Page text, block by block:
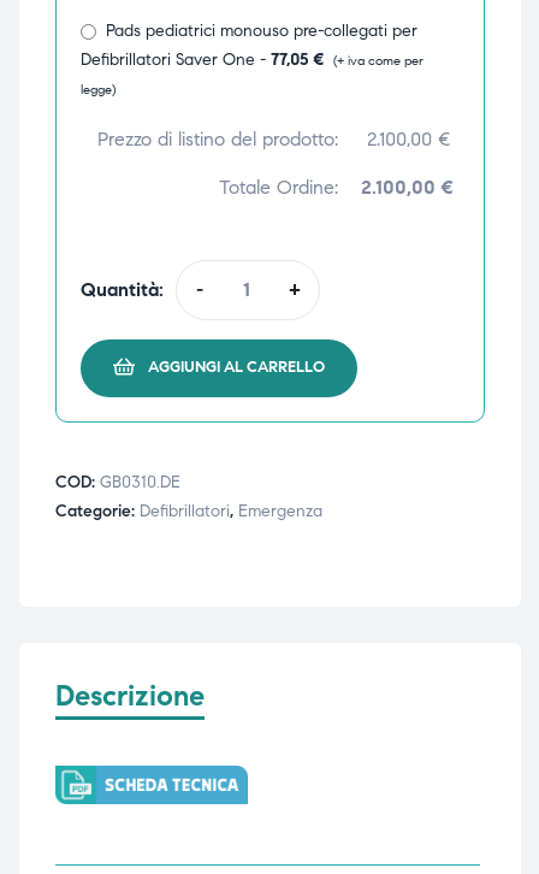
Pads pediatrici monouso pre-collegati per
Defibrillatori Saver One - 77,05 € (+ iva come per
legge)
Prezzo di listino del prodotto: 2.100,00 €
Totale Ordine: 2.100,00 €
Quantità: - +
AGGIUNGI AL CARRELLO
COD: GB0310.DE
Categorie: Defibrillatori, Emergenza
Descrizione